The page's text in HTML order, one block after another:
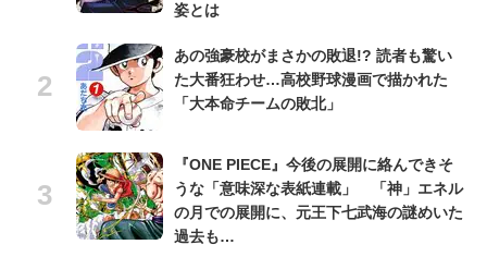
姿とは
あの強豪校がまさかの敗退!? 読者も驚い
た大番狂わせ…高校野球漫画で描かれた
「大本命チームの敗北」
『ONE PIECE』今後の展開に絡んできそ
うな「意味深な表紙連載」 「神」エネル
の月での展開に、元王下七武海の謎めいた
過去も…